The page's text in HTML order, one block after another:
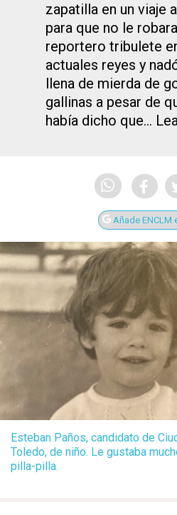
zapatilla en un viaje
para que no le
reportero tribulete
actuales reyes y
llena de mierda de
gallinas a pesar de
había dicho que...
Añade ENCLM
Esteban Paños, candidato de
Toledo, de niño. Le gustaba
pilla-pilla.